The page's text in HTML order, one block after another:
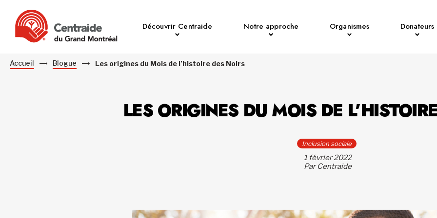
Découvrir Centraide Notre approche Organismes Donateurs
Accueil Blogue Les origines du Mois de l’histoire des Noirs
LES ORIGINES DU MOIS DE
Inclusion sociale
1 février 2022
Par Centraide